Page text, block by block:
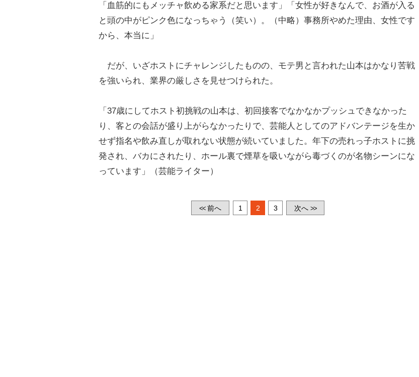
「血筋的にもメッチャ飲める家系だと思います」「女性が好きなんで、お酒が入る
と頭の中がピンク色になっちゃう（笑い）。（中略）事務所やめた理由、女性です
から、本当に」
だが、いざホストにチャレンジしたものの、モテ男と言われた山本はかなり苦戦
を強いられ、業界の厳しさを見せつけられた。
「37歳にしてホスト初挑戦の山本は、初回接客でなかなかプッシュできなかった
り、客との会話が盛り上がらなかったりで、芸能人としてのアドバンテージを生か
せず指名や飲み直しが取れない状態が続いていました。年下の売れっ子ホストに挑
発され、バカにされたり、ホール裏で煙草を吸いながら毒づくのが名物シーンにな
っています」（芸能ライター）
<<前へ 1 2 3 次へ >>